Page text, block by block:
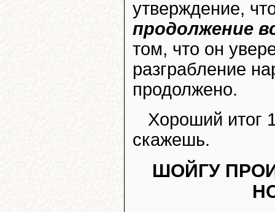
утверждение,
продолжение
том, что он
разграбление
продолжено.
Хороший итог
скажешь.
ШОЙГУ